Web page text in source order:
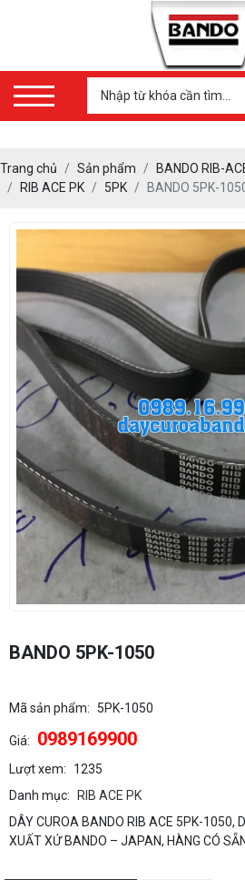
Trang chủ Sản phẩm
BANDO RIB-
RIB ACE PK
5PK BANDO 5PK-
BANDO 5PK-1050
Mã sản phẩm: 5PK-1050
Giá: 0989169900
Lượt xem:
1235
Danh mục:
RIB ACE PK
DÂY CUROA BANDO RIB ACE 5PK-1050,
XUẤT XỨ BANDO – JAPAN, HÀNG CÓ